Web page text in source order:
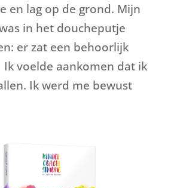
en lag op de grond. Mijn
in het doucheputje
er zat een behoorlijk
voelde aankomen dat ik
Ik werd me bewust